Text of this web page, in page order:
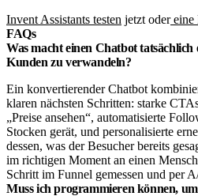
Invent Assistants testen jetzt odereine
FAQs
Was macht einen Chatbot
Kunden zu verwandeln?
Ein konvertierender Chatbot
klaren nächsten Schritten: starke
„Preise ansehen“, automatisierte
Stocken gerät, und personalisierte
dessen, was der Besucher bereits
im richtigen Moment an einen
Schritt im Funnel gemessen und per
Muss ich programmieren können,